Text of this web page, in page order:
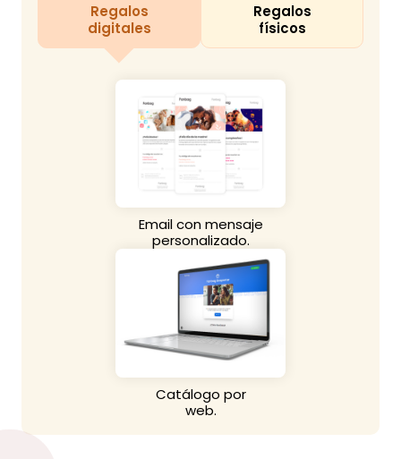
Regalos
digitales
Regalos
físicos
Email con mensaje
personalizado.
Catálogo por
web.